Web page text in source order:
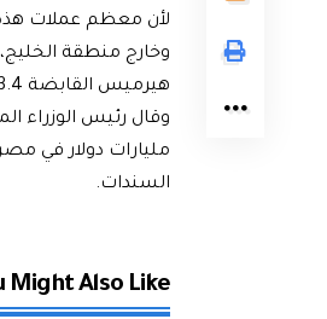
لأن معظم عملات هذه
هيرميس القابضة 3.4 بالمئة.
وقال رئيس
مليارات دولار في
السندات.
Might Also Like